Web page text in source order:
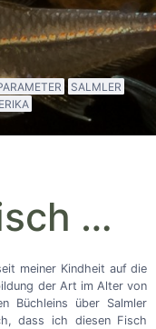
SALMLER
…
meiner Kindheit auf die
der Art im Alter von
Büchleins über Salmler
dass ich diesen Fisch